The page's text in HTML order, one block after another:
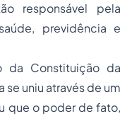
responsável pela
previdência e
da Constituição da
uniu através de um
que o poder de fato,